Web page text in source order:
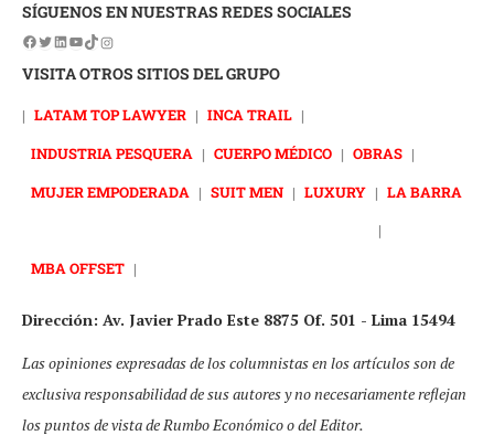
SÍGUENOS EN NUESTRAS REDES SOCIALES
VISITA OTROS SITIOS DEL GRUPO
| LATAM TOP LAWYER | INCA TRAIL |
INDUSTRIA PESQUERA | CUERPO MÉDICO | OBRAS |
MUJER EMPODERADA | SUIT MEN | LUXURY | LA BARRA
|
MBA OFFSET |
Dirección: Av. Javier Prado Este 8875 Of. 501 - Lima 15494
Las opiniones expresadas de los columnistas en los artículos son de
exclusiva responsabilidad de sus autores y no necesariamente reflejan
los puntos de vista de Rumbo Económico o del Editor.